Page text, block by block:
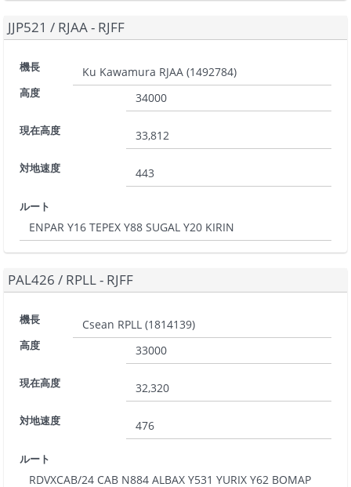
JJP521 / RJAA - RJFF
機長 Ku Kawamura RJAA(1492784)
高度 34000
現在高度 33,812
対地速度 443
ルート
ENPAR Y16 TEPEX Y88 SUGAL Y20 KIRIN
PAL426 / RPLL - RJFF
機長 Csean RPLL(1814139)
高度 33000
現在高度 32,320
対地速度 476
ルート
RDVXCAB/24 CAB N884 ALBAX Y531 YURIX Y62 BOMAP